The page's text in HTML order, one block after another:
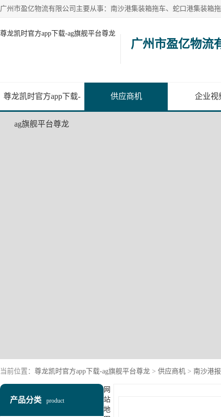
尊龙凯时官方app下载-ag旗舰平台尊龙
广州市盈亿物流
尊龙凯时官方app下载-
ag旗舰平台尊龙
供应商机 企业视
当前位置： 尊龙凯时官方app下载-ag旗舰平台尊龙 > 供应商机 > 南沙港
产品分类 product
网
站
地